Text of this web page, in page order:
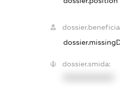
dossier.smida: